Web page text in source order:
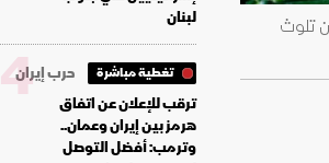
تلوث
لبنان
تغطية مباشرة
حرب إيران
ترقب للإعلان عن اتفاق
هرمز بين إيران وعمان..
وترمب: أفضل التوصل
4